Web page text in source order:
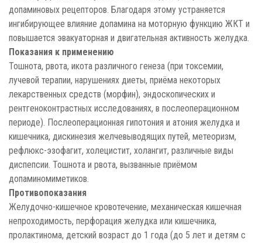
допаминовых рецепторов. Благодаря этому устраняется
ингибирующее влияние допамина на моторную функцию ЖКТ и
повышается эвакуаторная и двигательная активность желудка.
Показания к применению
Тошнота, рвота, икота различного генеза (при токсемии,
лучевой терапии, нарушениях диеты, приёма некоторых
лекарственных средств (морфин), эндоскопических и
рентгеноконтрастных исследованиях, в послеоперационном
периоде). Послеоперационная гипотония и атония желудка и
кишечника, дискинезия желчевыводящих путей, метеоризм,
рефлюкс-эзофагит, холецистит, холангит, различные виды
диспепсии. Тошнота и рвота, вызванные приёмом
допаминомиметиков.
Противопоказания
Желудочно-кишечное кровотечение, механическая кишечная
непроходимость, перфорация желудка или кишечника,
пролактинома, детский возраст до 1 года (до 5 лет и детям с